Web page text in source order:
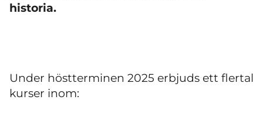
historia.
Under höstterminen 2025 erbjuds ett flertal
kurser inom: